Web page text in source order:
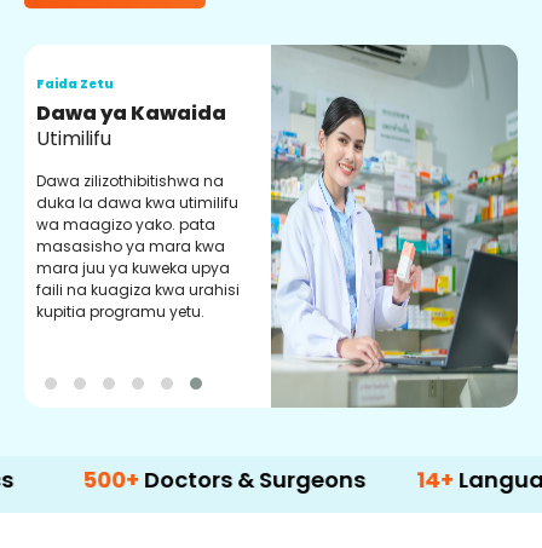
Faida Zetu
Dawa ya Kawaida
Utimilifu
Dawa zilizothibitishwa na
duka la dawa kwa utimilifu
wa maagizo yako. pata
masasisho ya mara kwa
mara juu ya kuweka upya
faili na kuagiza kwa urahisi
kupitia programu yetu.
500+ Doctors & Surgeons 14+ Language